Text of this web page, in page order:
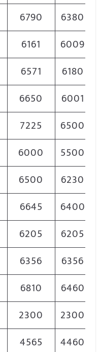
6790
6380
6161
6009
6571
6180
6650
6001
7225
6500
6000
5500
6500
6230
6645
6400
6205
6205
6356
6356
6810
6460
2300
2300
4565
4460